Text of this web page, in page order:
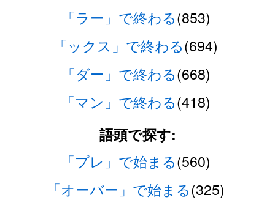
「ラー」で終わる(853)
「ックス」で終わる(694)
「ダー」で終わる(668)
「マン」で終わる(418)
語頭で探す:
「プレ」で始まる(560)
「オーバー」で始まる(325)